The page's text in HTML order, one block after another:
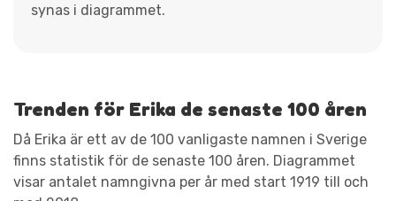
synas i diagrammet.
Trenden för Erika de senaste 100 åren
Då Erika är ett av de 100 vanligaste namnen i Sverige
finns statistik för de senaste 100 åren. Diagrammet
visar antalet namngivna per år med start 1919 till och